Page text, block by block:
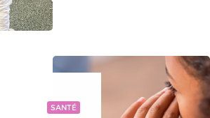
SANTÉ